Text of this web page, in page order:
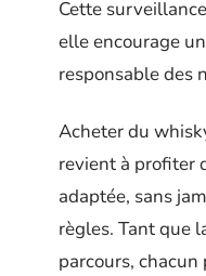
Cette
elle encourage
responsable des
Acheter du
revient à profiter
adaptée, sans
règles. Tant que
parcours,